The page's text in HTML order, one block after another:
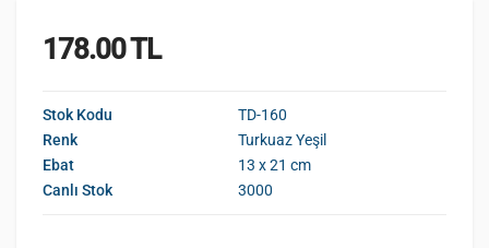
178.00 TL
Stok Kodu
TD-160
Renk
Turkuaz Yeşil
Ebat
13 x 21 cm
Canlı Stok
3000